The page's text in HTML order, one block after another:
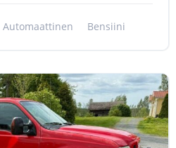
Automaattinen Bensiini